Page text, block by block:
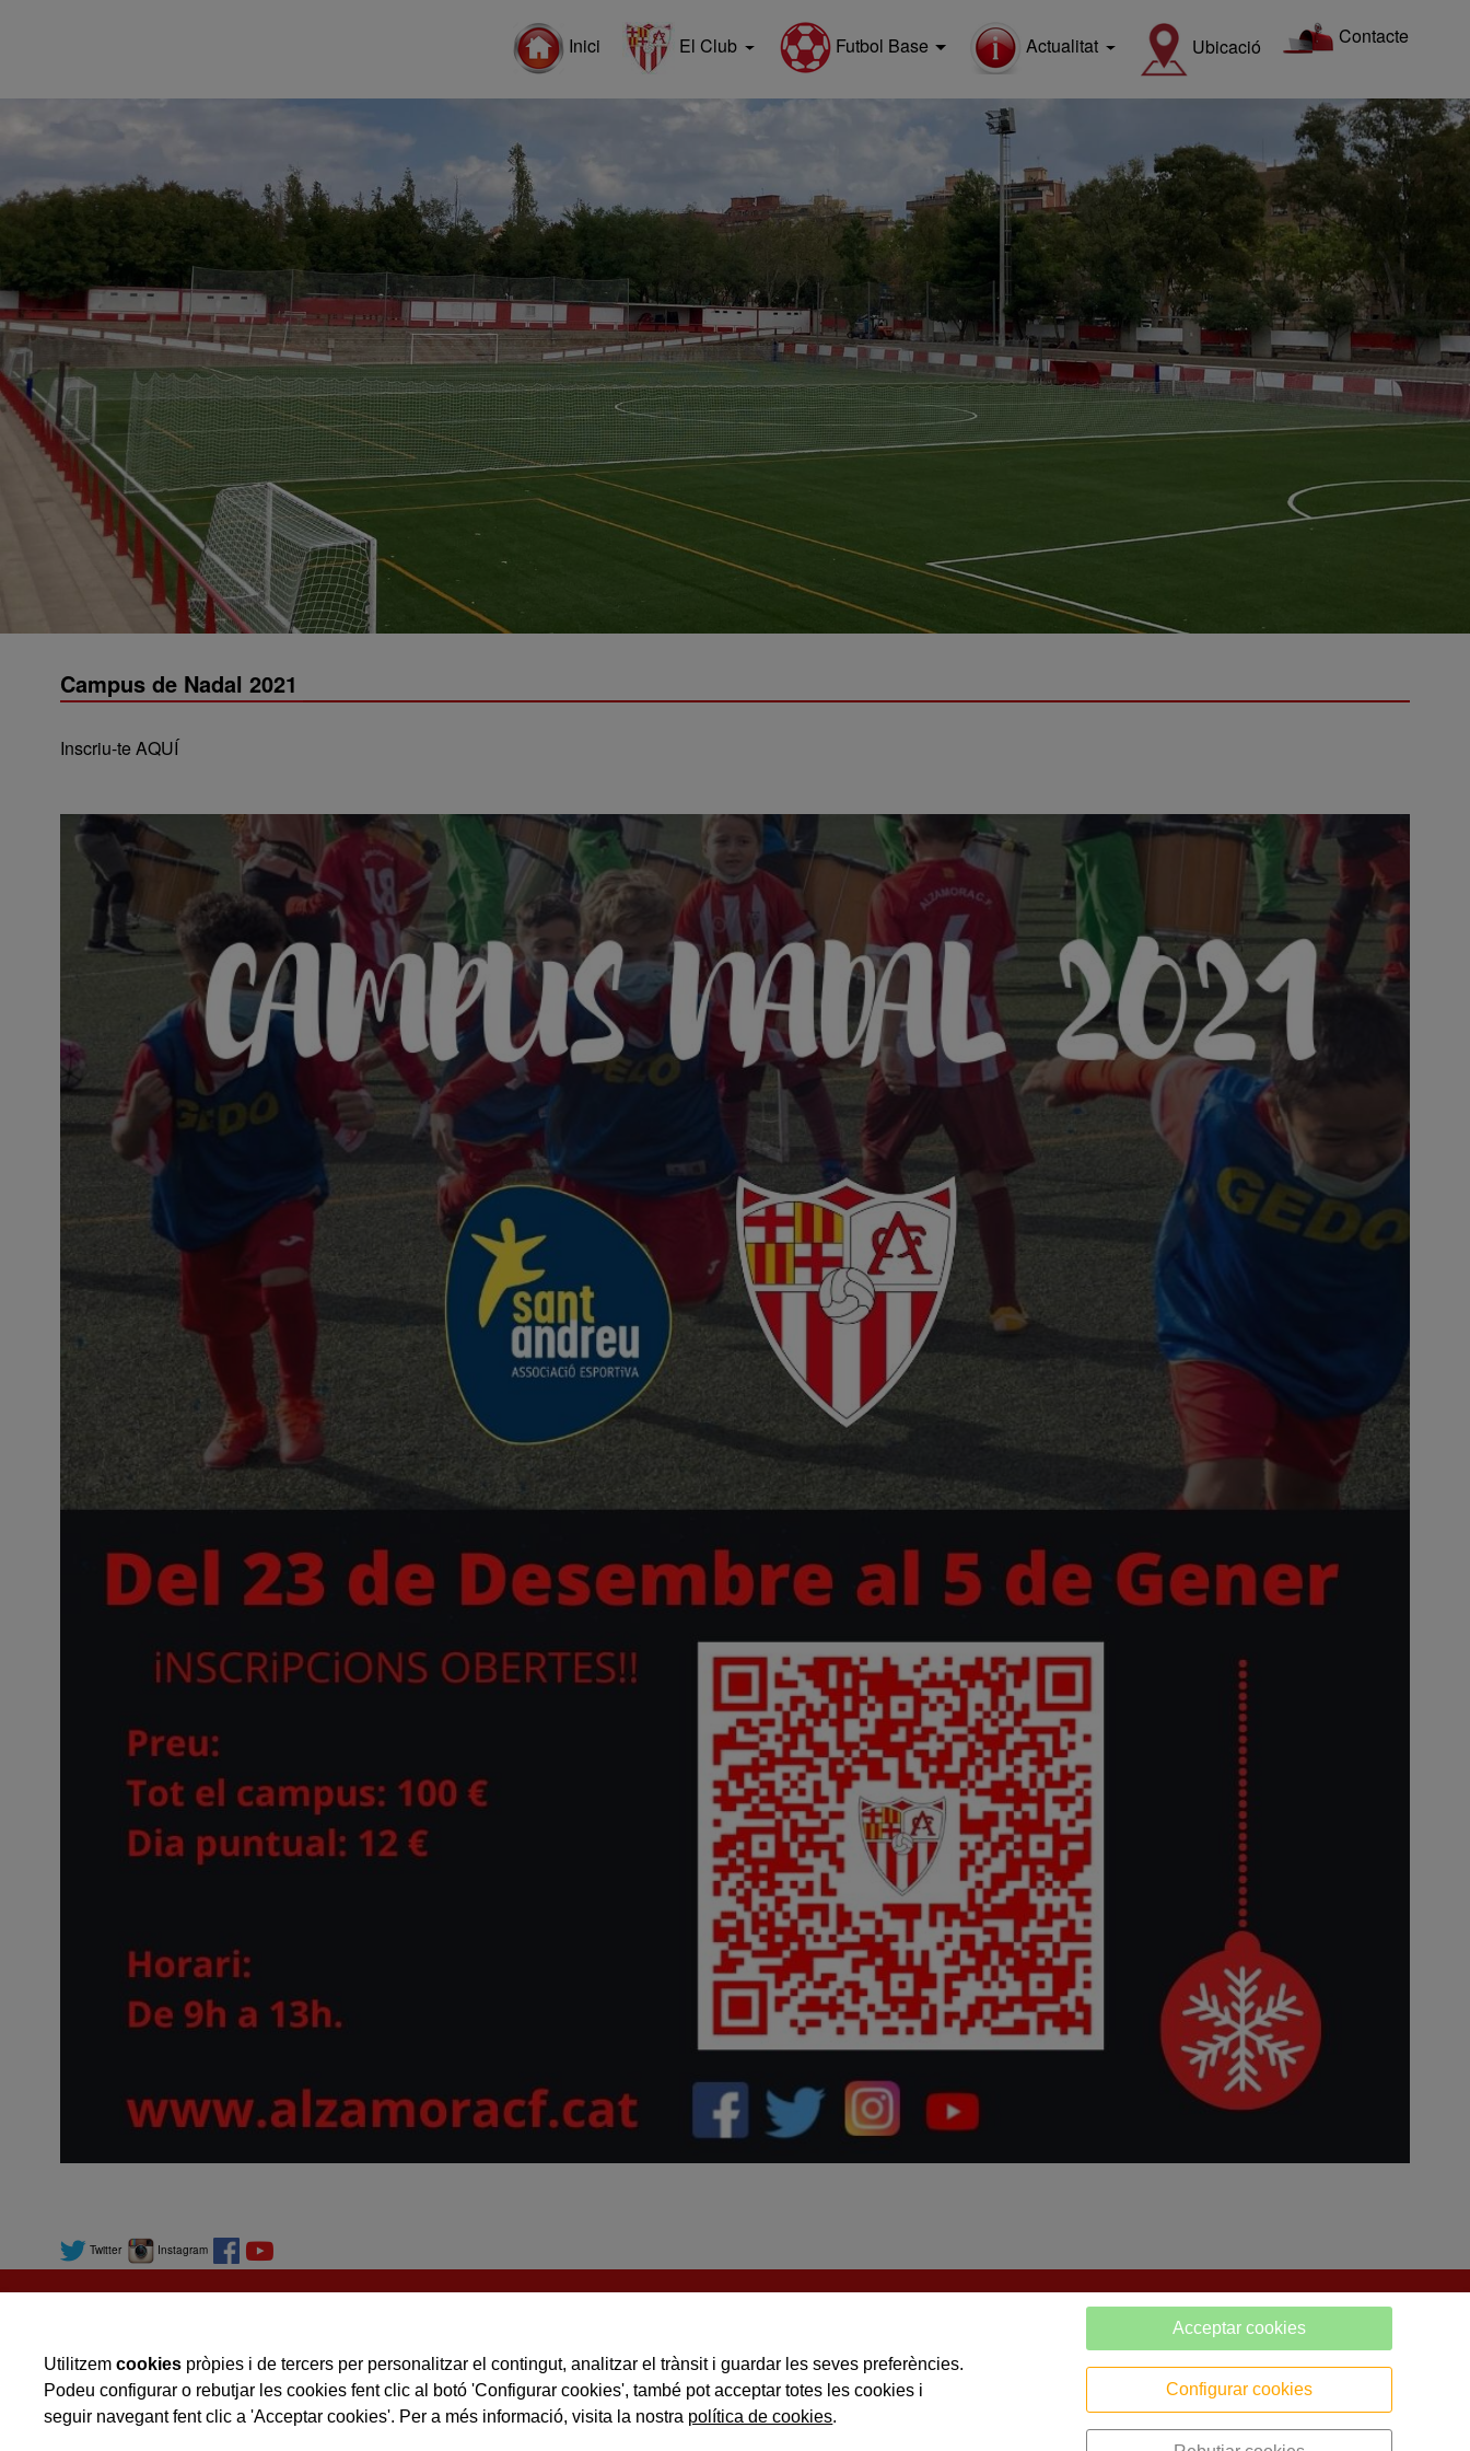
Inici El Club Futbol Base Actualitat Ubicació Contacte
Campus de Nadal 2021
Inscriu-teAQUÍ
Twitter Instagram
Utilitzemcookies pròpies i de tercers per personalitzar el contingut, analitzar el trànsit i guardar les seves preferències.
Podeu configurar o rebutjar les cookies fent clic al botó 'Configurar cookies', també pot acceptar totes les cookies i
seguir navegant fent clic a 'Acceptar cookies'. Per a més informació, visita la nostra política de cookies.
Acceptar cookies
Configurar cookies